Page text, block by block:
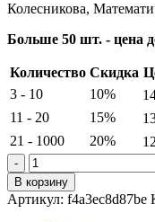
Колесникова,
Больше 50 шт. - цена
Количество Скидка
3 - 10
10%
11 - 20
15%
21 - 1000
20%
Количество
товара
Колесникова.
Математические
В корзину
Артикул: f4a3ec8d87be